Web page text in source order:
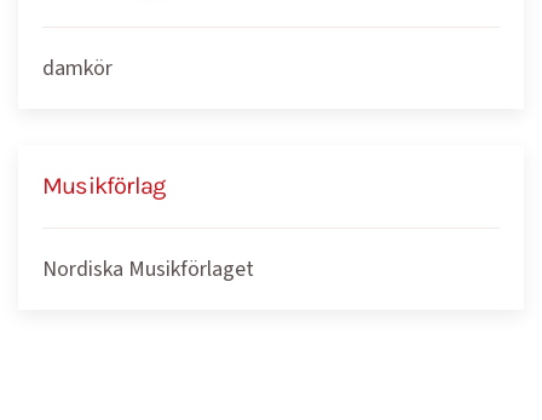
damkör
Musikförlag
Nordiska Musikförlaget